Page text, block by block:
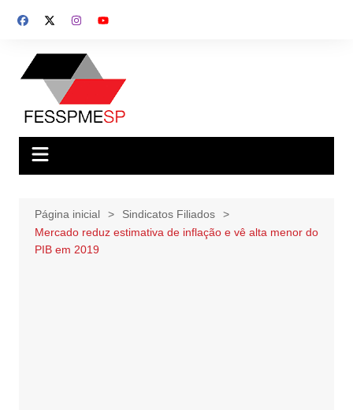
para
conteúdo
Página inicial
Sindicatos Filiados
Mercado reduz estimativa de inflação e vê alta menor do
PIB em 2019